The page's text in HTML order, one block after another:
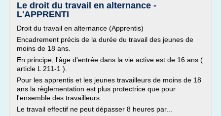
Le droit du travail en alternance -
L'APPRENTI
Droit du travail en alternance (Apprentis)
Encadrement précis de la durée du travail des jeunes de
moins de 18 ans.
En principe, l'âge d'entrée dans la vie active est de 16 ans (
article L 211-1 ).
Pour les apprentis et les jeunes travailleurs de moins de 18
ans la règlementation est plus protectrice que pour
l'ensemble des travailleurs.
Le travail effectif ne peut dépasser 8 heures par...